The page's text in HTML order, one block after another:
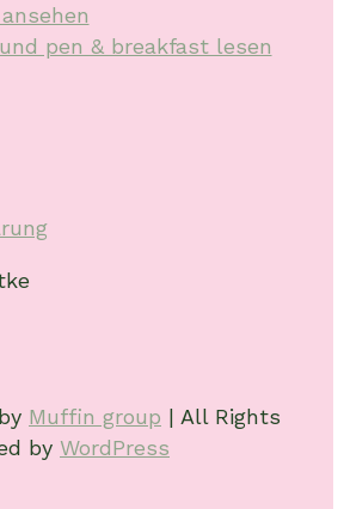
pen & breakfast lesen
Muffin group | All Rights
by WordPress